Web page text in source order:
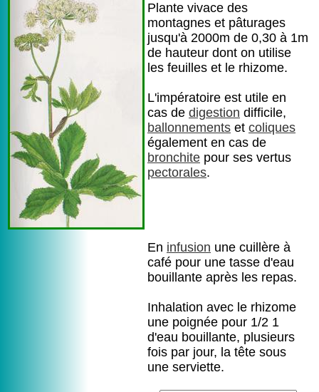
Plante vivace des
montagnes et pâturages
jusqu'à 2000m de 0,30 à 1m
de hauteur dont on utilise
les feuilles et le rhizome.
L'impératoire est utile en
cas de digestion difficile,
ballonnements et coliques
également en cas de
bronchite pour ses vertus
pectorales.
En infusion une cuillère à
café pour une tasse d'eau
bouillante après les repas.
Inhalation avec le rhizome
une poignée pour 1/2 1
d'eau bouillante, plusieurs
fois par jour, la tête sous
une serviette.